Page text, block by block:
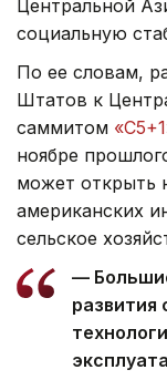
Центральной
социальную
По ее словам,
Штатов к
саммитом
ноябре
может открыть
американских
сельское
—
развития